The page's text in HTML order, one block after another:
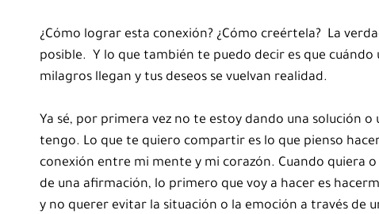
¿Cómo lograr esta conexión? ¿Cómo creértela?  La
posible.  Y lo que también te puedo decir es que
milagros llegan y tus deseos se vuelvan realidad.
Ya sé, por primera vez no te estoy dando una solución o
tengo. Lo que te quiero compartir es lo que pienso
conexión entre mi mente y mi corazón. Cuando quiera
de una afirmación, lo primero que voy a hacer es
y no querer evitar la situación o la emoción a través de